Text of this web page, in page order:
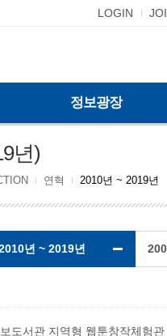
LOGIN
정보광장
년)
연혁 2010년 ~ 2019년
년 ~ 2019년
도서관 지역형 웹툰창작체험